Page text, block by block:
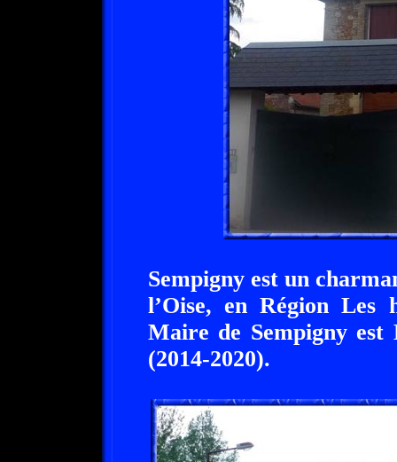
Sempigny est un
l’Oise, en Région Les
Maire de Sempigny
(2014-2020).